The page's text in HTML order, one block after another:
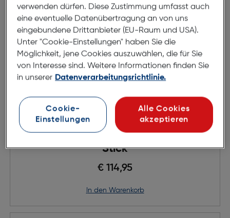
Insta360 Extended Edition Selfie
Stick
€ 114,95
in den Warenkorb
verwenden dürfen. Diese Zustimmung umfasst auch
eine eventuelle Datenübertragung an von uns
eingebundene Drittanbieter (EU-Raum und USA).
Unter "Cookie-Einstellungen" haben Sie die
Möglichkeit, jene Cookies auszuwählen, die für Sie
von Interesse sind. Weitere Informationen finden Sie
in unserer Datenverarbeitungsrichtlinie.
Cookie-
Einstellungen
Alle Cookies
akzeptieren